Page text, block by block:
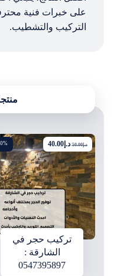
على خبرات فنية
التركيب والتشطيب.
تركيب حجر في
الشارقة :
0547395897
د.إ50.00 د.إ40.00